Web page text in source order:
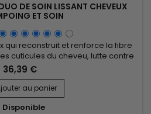
DE SOIN LISSANT CHEVEUX
ET SOIN
qui reconstruit et renforce la fibre
cuticules du cheveu, lutte contre
les pointes fourchues.&nbsp;
répare et hydrate la structure
de la couleur et l'empêche de
Enrichi en huile de...
36,39 €
au panier
Disponible